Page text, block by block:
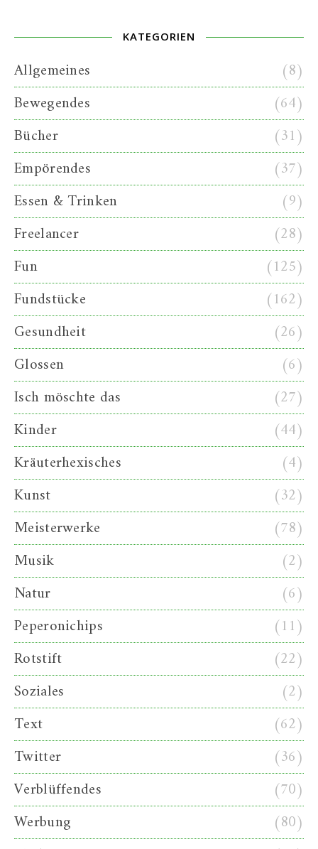
KATEGORIEN
Allgemeines
(8)
Bewegendes
(64)
Bücher
(31)
Empörendes
(37)
Essen & Trinken
(9)
Freelancer
(28)
Fun
(125)
Fundstücke
(162)
Gesundheit
(26)
Glossen
(6)
Isch möschte das
(27)
Kinder
(44)
Kräuterhexisches
(4)
Kunst
(32)
Meisterwerke
(78)
Musik
(2)
Natur
(6)
Peperonichips
(11)
Rotstift
(22)
Soziales
(2)
Text
(62)
Twitter
(36)
Verblüffendes
(70)
Werbung
(80)